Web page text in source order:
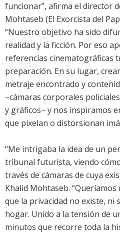
funcionar”, afirma el director
Mohtaseb (El Exorcista del
“Nuestro objetivo ha sido
realidad y la ficción. Por eso
referencias cinematográficas
preparación. En su lugar,
metraje encontrado y
–cámaras corporales
y gráficos– y nos inspiramos
que pixelan o distorsionan
“Me intrigaba la idea de un
tribunal futurista, viendo
través de cámaras de cuya
Khalid Mohtaseb.
que la privacidad no existe,
hogar. Unido a la tensión de
minutos que recorre toda la